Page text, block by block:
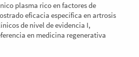
plasma rico en factores de
eficacia específica en artrosis
de nivel de evidencia I,
en medicina regenerativa